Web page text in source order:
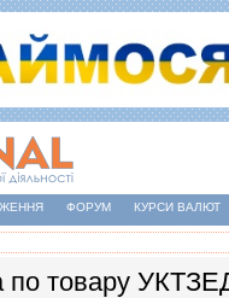
ФОРУМ КУРСИ ВАЛЮТ
по товару